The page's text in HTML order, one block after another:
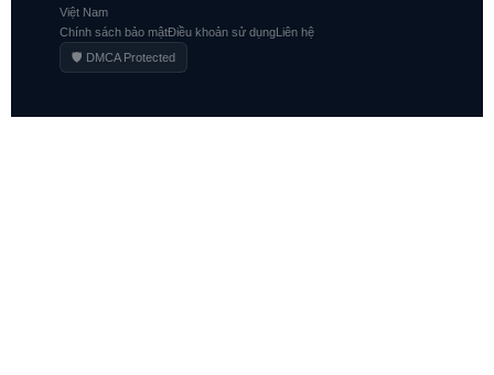
Việt Nam
Chính sách bảo mậtĐiều khoản sử dụngLiên hệ
🛡 DMCA Protected